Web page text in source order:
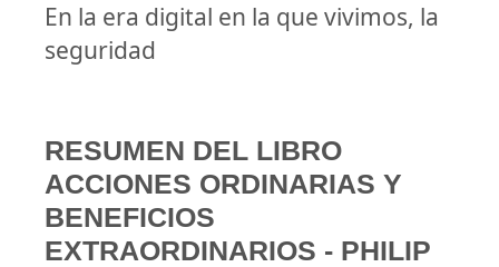
En la era digital en la que vivimos, la
seguridad
RESUMEN DEL LIBRO
ACCIONES ORDINARIAS Y
BENEFICIOS
EXTRAORDINARIOS - PHILIP